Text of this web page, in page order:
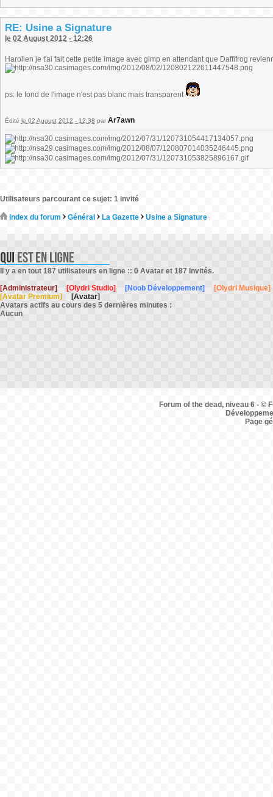
RE: Usine a Signature
le 02 August 2012 - 12:26
Harolien je t'ai fait cette petite image avec gimp en attendant que Daffifrog
ps: le fond de l'image n'est pas blanc mais transparent
Édité le 02 August 2012 - 12:38 par Ar7awn
Utilisateurs parcourant ce sujet: 1 invité
Index du forum Général La Gazette Usine a Signature
Il y a en tout 187 utilisateurs en ligne :: 0 Avatar et 187 Invités.
[Administrateur]
[Olydri Studio] [Noob Développement]
[Olydri Musique]
[Avatar Premium]
[Avatar]
Avatars actifs au cours des 5 dernières minutes :
Aucun
Forum of the dead, niveau 6 - ©
Page